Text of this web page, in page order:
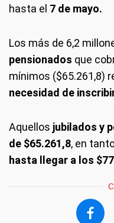
hasta el 7 de mayo.
Los más de 6,2
pensionados que
mínimos ($65.261,8)
necesidad de
Aquellos jubilados y
de $65.261,8, en
hasta llegar a los